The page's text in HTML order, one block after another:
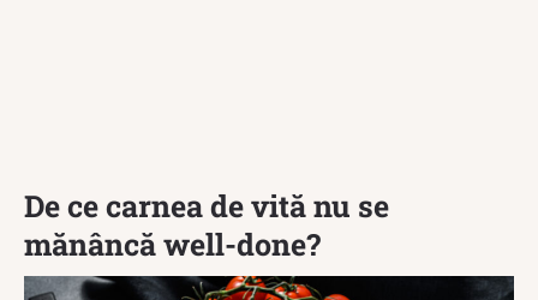
De ce carnea de vită nu se
mănâncă well-done?